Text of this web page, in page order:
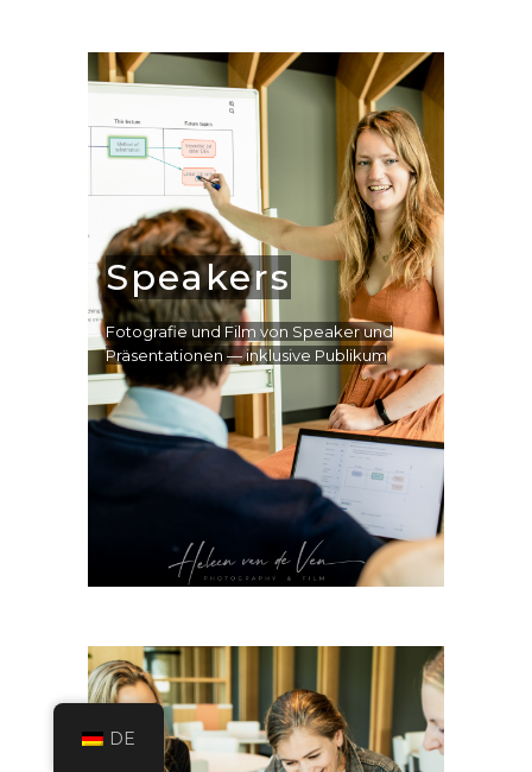
Speakers
Fotografie und Film von Speaker und
Präsentationen — inklusive Publikum
DE